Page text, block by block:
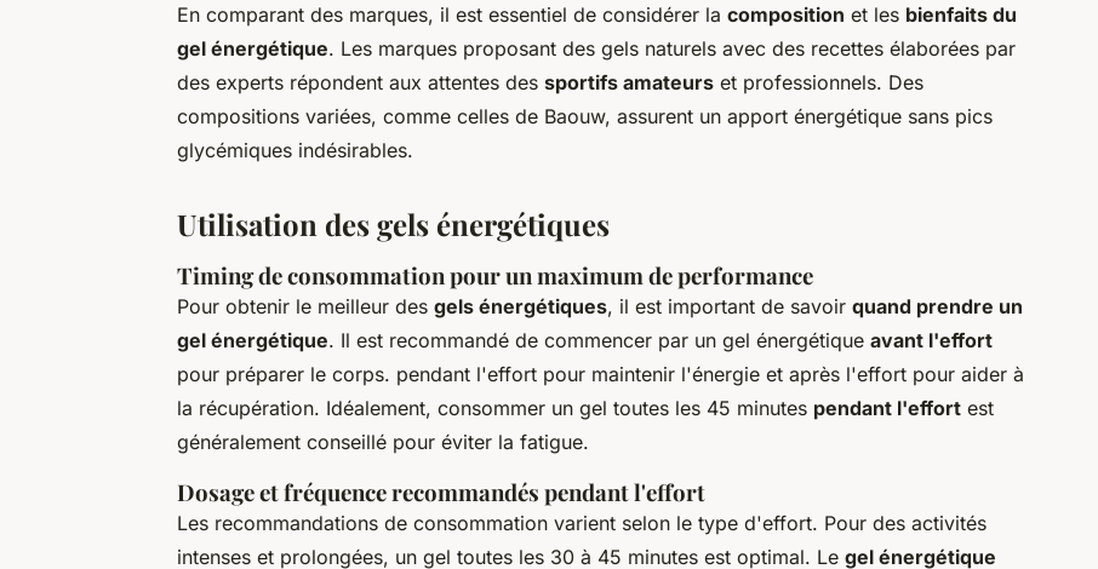
En comparant des marques, il est essentiel de considérer la composition et les bienfaits du
gel énergétique. Les marques proposant des gels naturels avec des recettes élaborées par
des experts répondent aux attentes des sportifs amateurs et professionnels. Des
compositions variées, comme celles de Baouw, assurent un apport énergétique sans pics
glycémiques indésirables.
Utilisation des gels énergétiques
Timing de consommation pour un maximum de performance
Pour obtenir le meilleur des gels énergétiques, il est important de savoir quand prendre un
gel énergétique. Il est recommandé de commencer par un gel énergétique avant l'effort
pour préparer le corps. pendant l'effort pour maintenir l'énergie et après l'effort pour aider à
la récupération. Idéalement, consommer un gel toutes les 45 minutes pendant l'effort est
généralement conseillé pour éviter la fatigue.
Dosage et fréquence recommandés pendant l'effort
Les recommandations de consommation varient selon le type d'effort. Pour des activités
intenses et prolongées, un gel toutes les 30 à 45 minutes est optimal. Le gel énergétique